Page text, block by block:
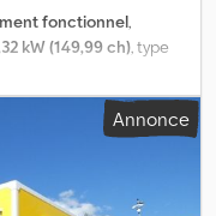
fonctionnel,
kW (149,99 ch), type
7 499 kg, poids à
, poids en ordre
de chargement: 240
Annonce